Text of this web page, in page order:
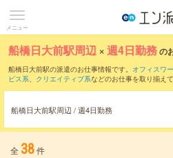
メニュー
船橋日大前駅周辺 ×週4日勤務の
船橋日大前駅の派遣のお仕事情報です。 オフィスワ
ビス系、 クリエイティブ系などのお仕事を取り揃え
船橋日大前駅周辺 / 週4日勤務
全 38件